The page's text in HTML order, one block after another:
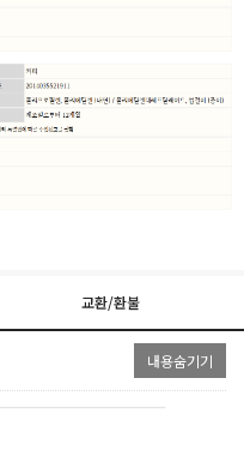
교환/환불
내용숨기기